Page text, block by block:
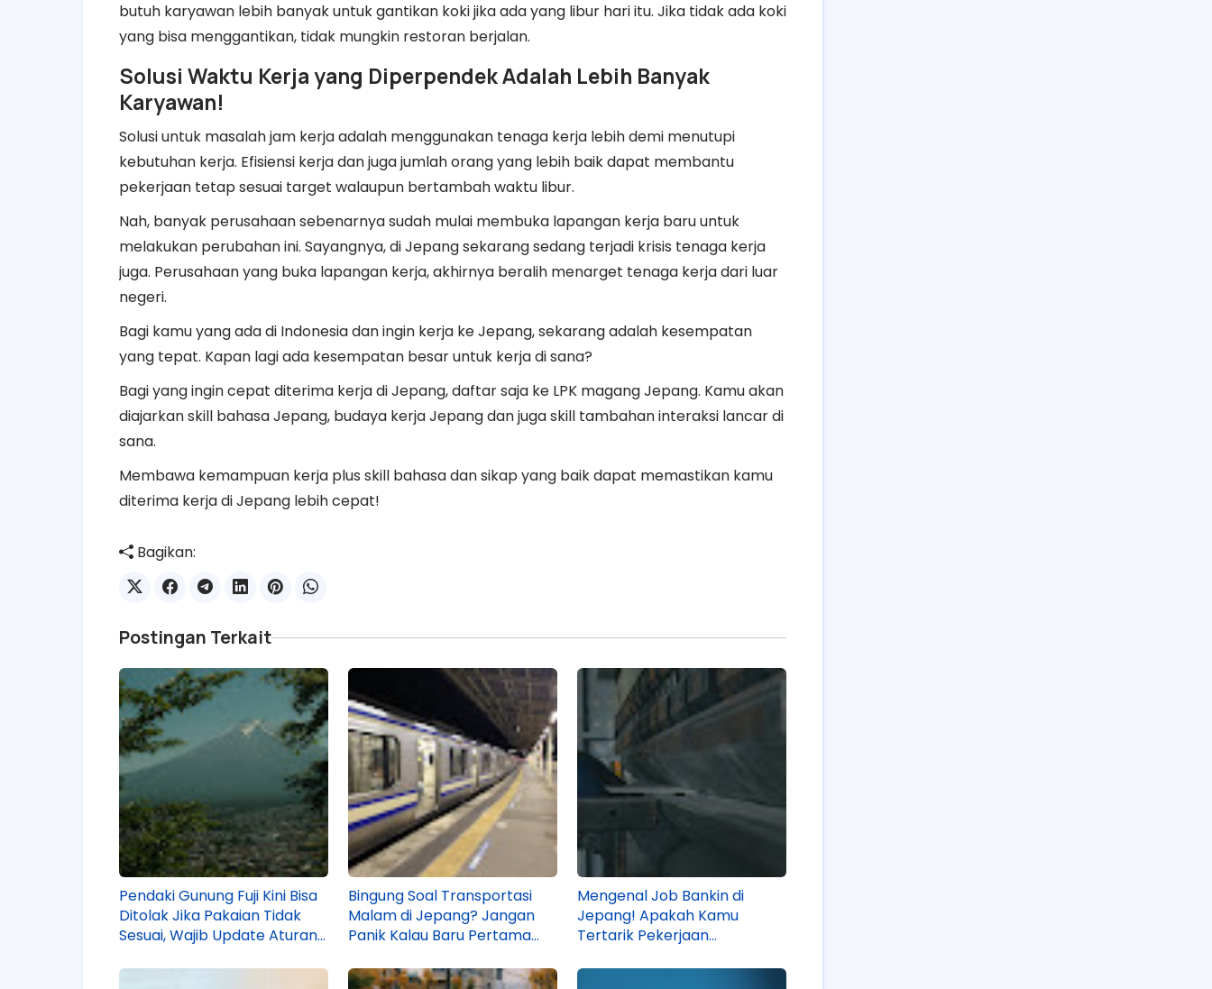
butuh karyawan lebih banyak untuk gantikan koki jika ada yang libur hari itu. Jika tidak ada koki
yang bisa menggantikan, tidak mungkin restoran berjalan.
Solusi Waktu Kerja yang Diperpendek Adalah Lebih Banyak
Karyawan!
Solusi untuk masalah jam kerja adalah menggunakan tenaga kerja lebih demi menutupi
kebutuhan kerja. Efisiensi kerja dan juga jumlah orang yang lebih baik dapat membantu
pekerjaan tetap sesuai target walaupun bertambah waktu libur.
Nah, banyak perusahaan sebenarnya sudah mulai membuka lapangan kerja baru untuk
melakukan perubahan ini. Sayangnya, di Jepang sekarang sedang terjadi krisis tenaga kerja
juga. Perusahaan yang buka lapangan kerja, akhirnya beralih menarget tenaga kerja dari luar
negeri.
Bagi kamu yang ada di Indonesia dan ingin kerja ke Jepang, sekarang adalah kesempatan
yang tepat. Kapan lagi ada kesempatan besar untuk kerja di sana?
Bagi yang ingin cepat diterima kerja di Jepang, daftar saja ke LPK magang Jepang. Kamu akan
diajarkan skill bahasa Jepang, budaya kerja Jepang dan juga skill tambahan interaksi lancar di
sana.
Membawa kemampuan kerja plus skill bahasa dan sikap yang baik dapat memastikan kamu
diterima kerja di Jepang lebih cepat!
Bagikan:
Postingan Terkait
Pendaki Gunung Fuji Kini Bisa
Ditolak Jika Pakaian Tidak
Sesuai, Wajib Update Aturan
Bingung Soal Transportasi
Malam di Jepang? Jangan
Panik Kalau Baru Pertama
Mengenal Job Bankin di
Jepang! Apakah Kamu
Tertarik Pekerjaan
Sana?